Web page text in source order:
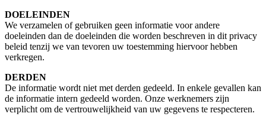
DOELEINDEN
We verzamelen of gebruiken geen informatie voor andere
doeleinden dan de doeleinden die worden beschreven in dit privacy
beleid tenzij we van tevoren uw toestemming hiervoor hebben
verkregen.
DERDEN
De informatie wordt niet met derden gedeeld. In enkele gevallen kan
de informatie intern gedeeld worden. Onze werknemers zijn
verplicht om de vertrouwelijkheid van uw gegevens te respecteren.